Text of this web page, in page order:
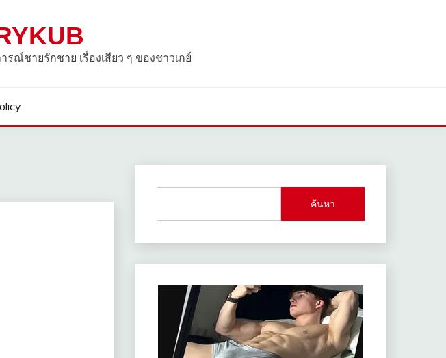
รณ์ชายรักชาย เรื่องเสียว ๆ ของชาวเกย์
ค้นหา